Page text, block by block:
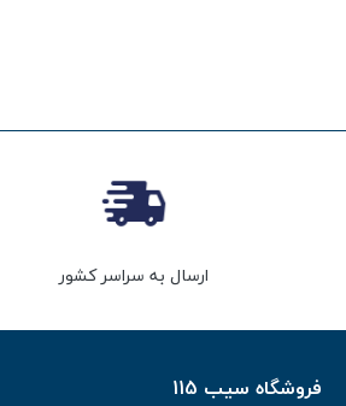
ارسال به سراسر کشور
فروشگاه سیب 115